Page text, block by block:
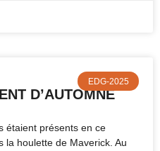
EDG-2025
D’AUTOMNE
étaient présents en ce
la houlette de Maverick. Au